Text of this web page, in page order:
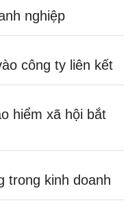
nghiệp
công ty liên kết
hiểm xã hội bắt
trong kinh doanh